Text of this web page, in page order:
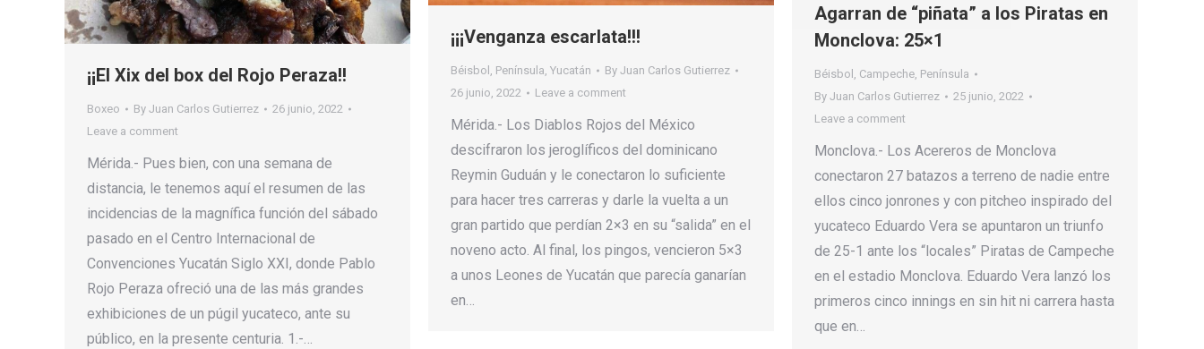
¡¡¡Venganza escarlata!!!
Béisbol , Península, Yucatán By Juan Carlos Gutierrez
26 junio, 2022
Leave a comment
Mérida.- Los Diablos Rojos del México
descifraron los jeroglíficos del dominicano
Reymin Guduán y le conectaron lo suficiente
para hacer tres carreras y darle la vuelta a un
gran partido que perdían 2×3 en su “salida” en el
noveno acto. Al final, los pingos, vencieron 5×3
a unos Leones de Yucatán que parecía ganarían
en…
¡¡El Xix del box del Rojo Peraza!!
Boxeo By Juan Carlos Gutierrez
26 junio, 2022
Leave a comment
Mérida.- Pues bien, con una semana de
distancia, le tenemos aquí el resumen de las
incidencias de la magnífica función del sábado
pasado en el Centro Internacional de
Convenciones Yucatán Siglo XXI, donde Pablo
Rojo Peraza ofreció una de las más grandes
exhibiciones de un púgil yucateco, ante su
público, en la presente centuria. 1.-…
Agarran de “piñata” a los Piratas en
Monclova: 25×1
Béisbol , Campeche, Península
By Juan Carlos Gutierrez
25 junio, 2022
Leave a comment
Monclova.- Los Acereros de Monclova
conectaron 27 batazos a terreno de nadie entre
ellos cinco jonrones y con pitcheo inspirado del
yucateco Eduardo Vera se apuntaron un triunfo
de 25-1 ante los “locales” Piratas de Campeche
en el estadio Monclova. Eduardo Vera lanzó los
primeros cinco innings en sin hit ni carrera hasta
que en…